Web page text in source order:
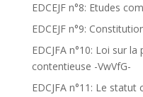
EDCEJF n°8: Etudes
EDCEJF n°9:
EDCJFA n°10: Loi sur
contentieuse -VwVfG-
EDCJFA n°11: Le